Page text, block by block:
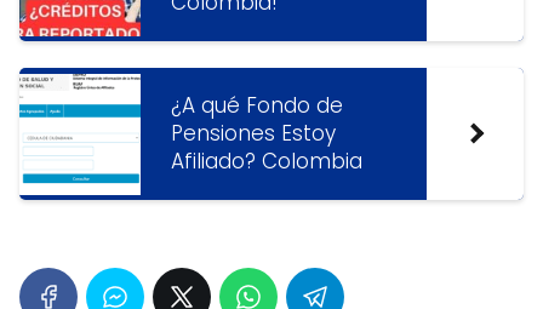
¿A qué Fondo de
Pensiones Estoy
Afiliado? Colombia